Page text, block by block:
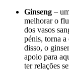
Ginseng –
melhorar o
dos vasos
pénis, torna a
disso, o
apoio para
ter relações